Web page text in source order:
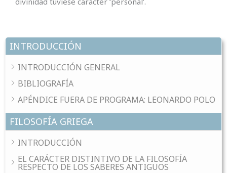
INTRODUCCIÓN
INTRODUCCIÓN GENERAL
BIBLIOGRAFÍA
APÉNDICE FUERA DE PROGRAMA: LEONARDO POLO
FILOSOFÍA GRIEGA
INTRODUCCIÓN
EL CARÁCTER DISTINTIVO DE LA FILOSOFÍA
RESPECTO DE LOS SABERES ANTIGUOS